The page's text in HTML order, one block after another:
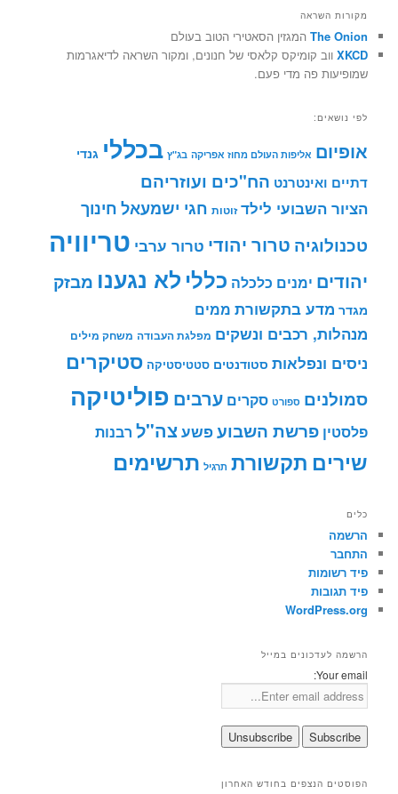
מקורות השראה
The Onion המגזין הסאטירי הטוב בעולם
XKCD ווב קומיקס קלאסי של חנונים, ומקור השראה לדיאגרמות
שמופיעות פה מדי פעם.
לפי נושאים:
אופיום אליפות העולם מחוז אפריקה בג"ץ בכללי גנדי
דתיים ואינטרנט הח"כים ועוזריהם
הציור השבועי לילד זוטות חגי ישמעאל חינוך
טכנולוגיה טרור יהודי טרור ערבי טריוויה
יהודים ימנים כלכלה כללי לא נגענו מבזק
מגדר מדע בתקשורת ממים
מנהלות, רכבים ונשקים מפלגת העבודה משחק מילים
ניסים ונפלאות סטודנטים סטטיסטיקה סטיקרים
סמולנים ספורט סקרים ערבים פוליטיקה
פלסטין פרשת השבועפשעצה"ל רבנות
שירים תקשורת תרגיל תרשימים
כלים
הרשמה
התחבר
פיד רשומות
פיד תגובות
WordPress.org
הרשמה לעדכונים במייל
Your email:
הפוסטים הנצפים בחודש האחרון